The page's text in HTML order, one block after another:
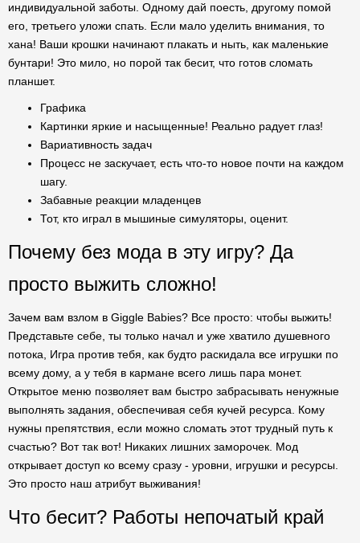
индивидуальной заботы. Одному дай поесть, другому помой
его, третьего уложи спать. Если мало уделить внимания, то
хана! Ваши крошки начинают плакать и ныть, как маленькие
бунтари! Это мило, но порой так бесит, что готов сломать
планшет.
Графика
Картинки яркие и насыщенные! Реально радует глаз!
Вариативность задач
Процесс не заскучает, есть что-то новое почти на каждом
шагу.
Забавные реакции младенцев
Тот, кто играл в мышиные симуляторы, оценит.
Почему без мода в эту игру? Да
просто выжить сложно!
Зачем вам взлом в Giggle Babies? Все просто: чтобы выжить!
Представьте себе, ты только начал и уже хватило душевного
потока, Игра против тебя, как будто раскидала все игрушки по
всему дому, а у тебя в кармане всего лишь пара монет.
Открытое меню позволяет вам быстро забрасывать ненужные
выполнять задания, обеспечивая себя кучей ресурса. Кому
нужны препятствия, если можно сломать этот трудный путь к
счастью? Вот так вот! Никаких лишних заморочек. Мод
открывает доступ ко всему сразу - уровни, игрушки и ресурсы.
Это просто наш атрибут выживания!
Что бесит? Работы непочатый край